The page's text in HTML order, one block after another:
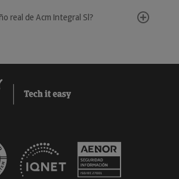
real de Acm Integral Sl?